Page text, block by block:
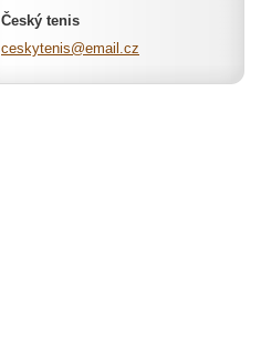
Český tenis
ceskytenis@email .cz